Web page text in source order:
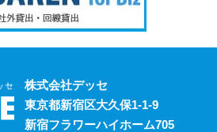
話・通信以外にも様々な利用方法が
マホ用アプリの開発における実機
ルをお考えの際は、デッセまでご
株式会社デッセ
東京都新宿区大久保1-1-9
新宿フラワーハイホーム705